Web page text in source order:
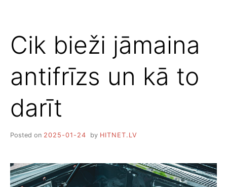
Cik bieži jāmaina
antifrīzs un kā to
darīt
Posted on 2025-01-24 by HITNET.LV